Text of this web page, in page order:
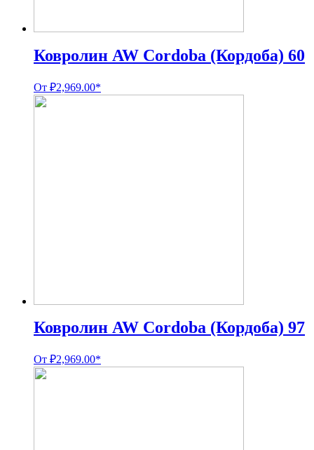
Ковролин AW Cordoba (Кордоба) 60
От ₽2,969.00*
Ковролин AW Cordoba (Кордоба) 97
От ₽2,969.00*